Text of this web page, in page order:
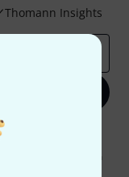
Thomann Insights
Erhalt von E-Mail-
zu. Die
finden Sie in